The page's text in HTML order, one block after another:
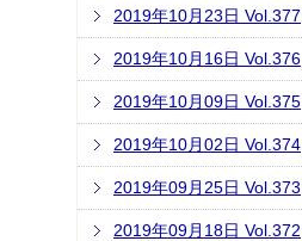
2019年10月23日 Vol.377
2019年10月16日 Vol.376
2019年10月09日 Vol.375
2019年10月02日 Vol.374
2019年09月25日 Vol.373
2019年09月18日 Vol.372